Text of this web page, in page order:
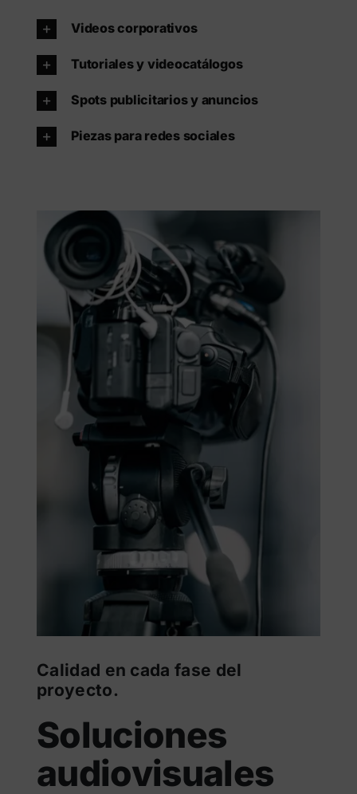
Videos corporativos
Tutoriales y videocatálogos
Spots publicitarios y anuncios
Piezas para redes sociales
Calidad en cada fase del
proyecto.
Soluciones
audiovisuales